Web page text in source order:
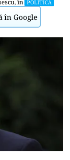
, în POLITICĂ
în Google